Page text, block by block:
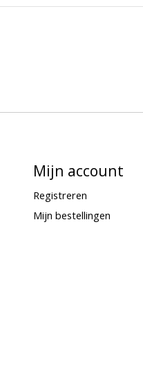
Mijn account
Registreren
Mijn bestellingen